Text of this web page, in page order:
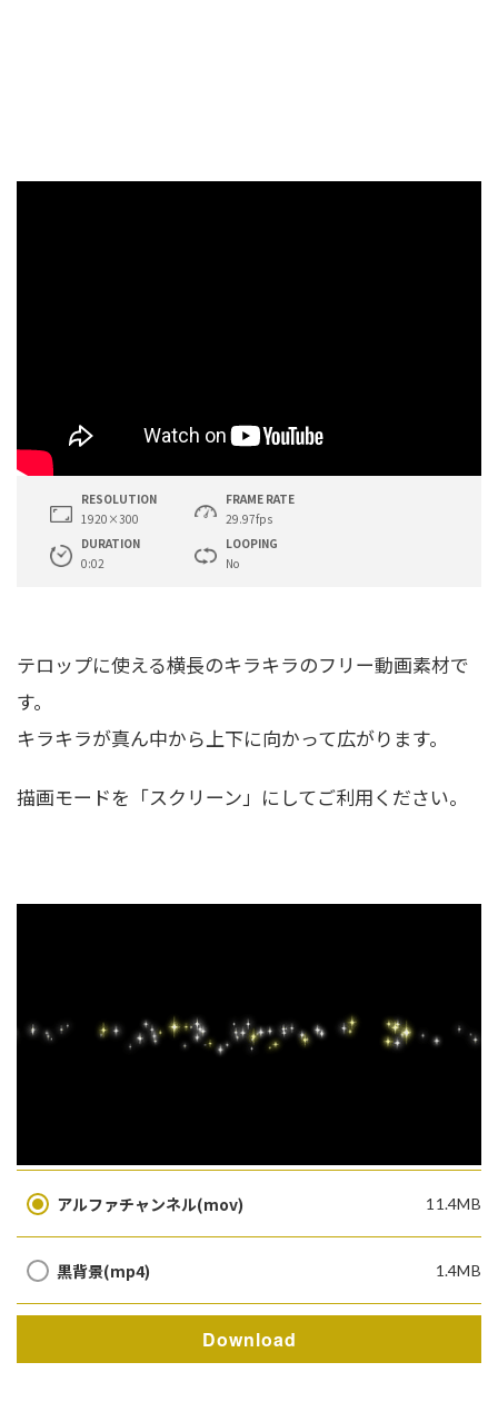
RESOLUTION
1920×300
FRAME RATE
29.97fps
DURATION
0:02
LOOPING
No
テロップに使える横長のキラキラのフリー動画素材で
す。
キラキラが真ん中から上下に向かって広がります。
描画モードを「スクリーン」にしてご利用ください。
アルファチャンネル(mov) 11.4MB
黒背景(mp4) 1.4MB
Download